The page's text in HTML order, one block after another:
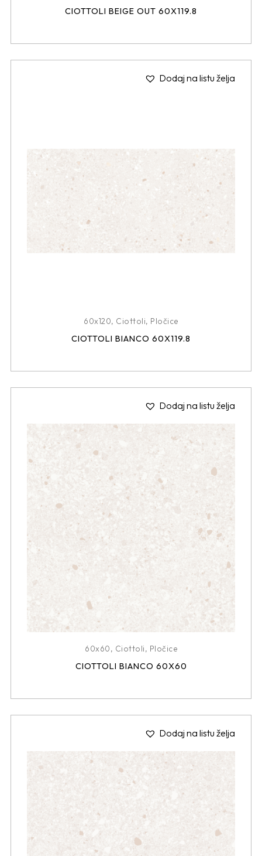
CIOTTOLI BEIGE OUT 60X119.8
Dodaj na listu želja
60x120, Ciottoli, Pločice
CIOTTOLI BIANCO 60X119.8
Dodaj na listu želja
60x60, Ciottoli, Pločice
CIOTTOLI BIANCO 60X60
Dodaj na listu želja